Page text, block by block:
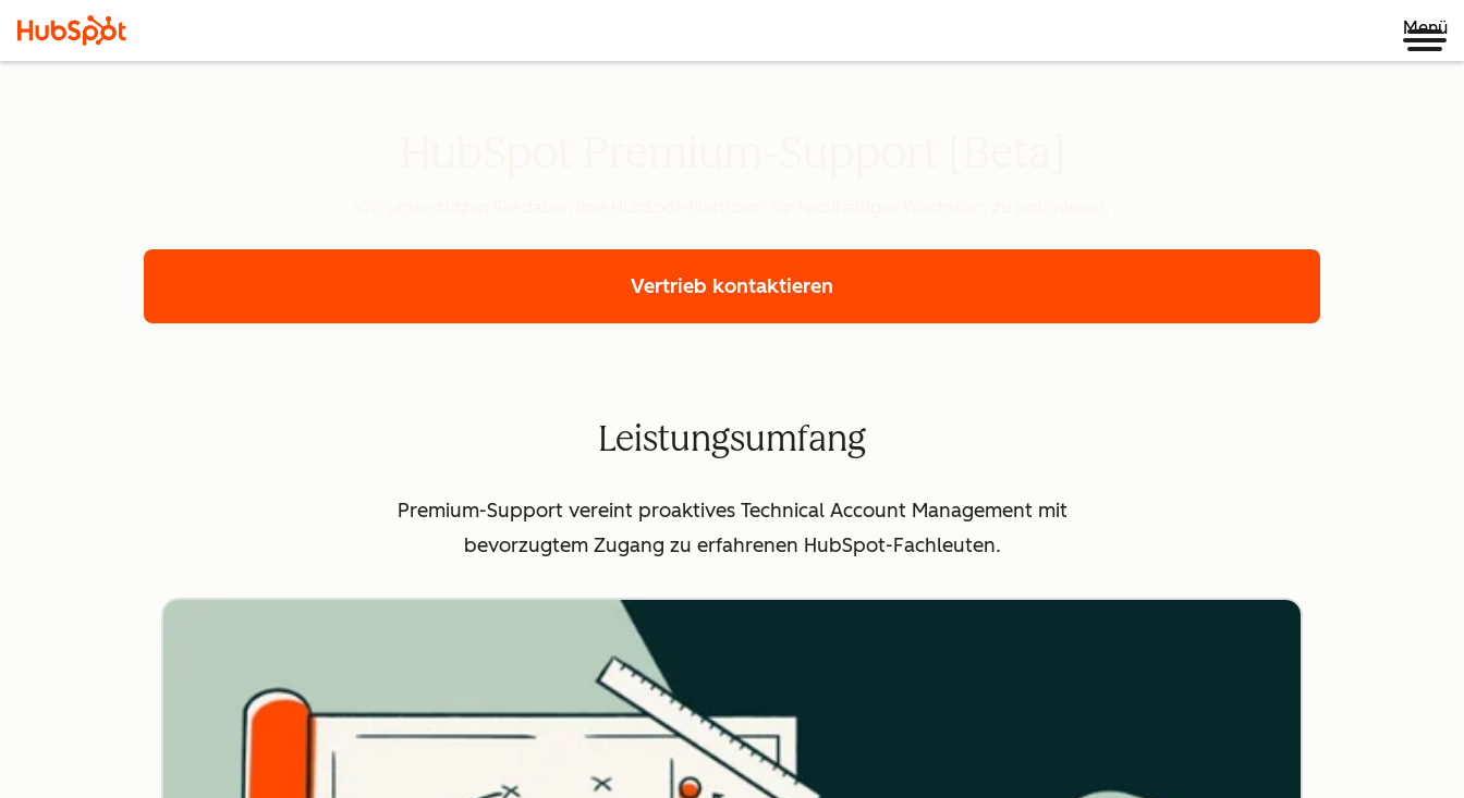
Menü
Vertrieb kontaktieren
Leistungsumfang
Premium-Support vereint proaktives Technical Account Management mit
bevorzugtem Zugang zu erfahrenen HubSpot-Fachleuten.